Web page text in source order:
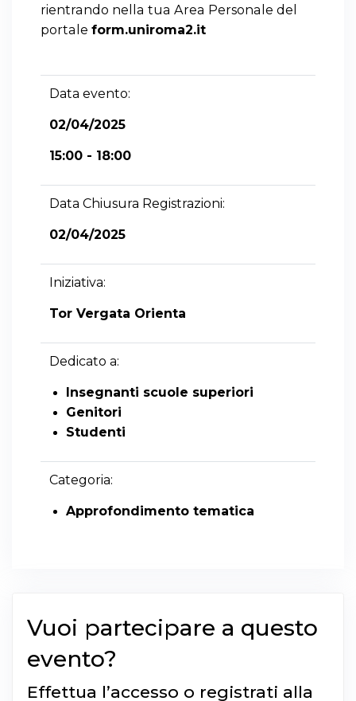
rientrando nella tua Area Personale del
portale form.uniroma2.it
Data evento:
02/04/2025
15:00 - 18:00
Data Chiusura Registrazioni:
02/04/2025
Iniziativa:
Tor Vergata Orienta
Dedicato a:
Insegnanti scuole superiori
Genitori
Studenti
Categoria:
Approfondimento tematica
Vuoi partecipare a questo
evento?
Effettua l’accesso o registrati alla